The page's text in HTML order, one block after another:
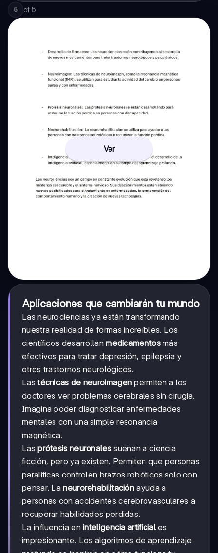
5 of 5
Ver
Aplicaciones que cambiarán tu mundo
Las neurociencias ya están transformando
nuestra realidad de formas increíbles. Los
científicos desarrollanmedicamentosmás
efectivos para tratar depresión, epilepsia y
otros trastornos neurológicos.
Lastécnicas de neuroimagen permiten a los
doctores ver problemas cerebrales sin cirugía.
Imagina poder diagnosticar enfermedades
mentales con una simple resonancia
magnética.
Lasprótesis neuronalessuenan a ciencia
ficción, pero ya existen. Permiten que personas
paralíticas controlen brazos robóticos solo con
pensar. Laneurorehabilitación ayuda a
personas con accidentes cerebrovasculares a
recuperar habilidades perdidas.
La influencia eninteligencia artificial es
impresionante. Los algoritmos de aprendizaje